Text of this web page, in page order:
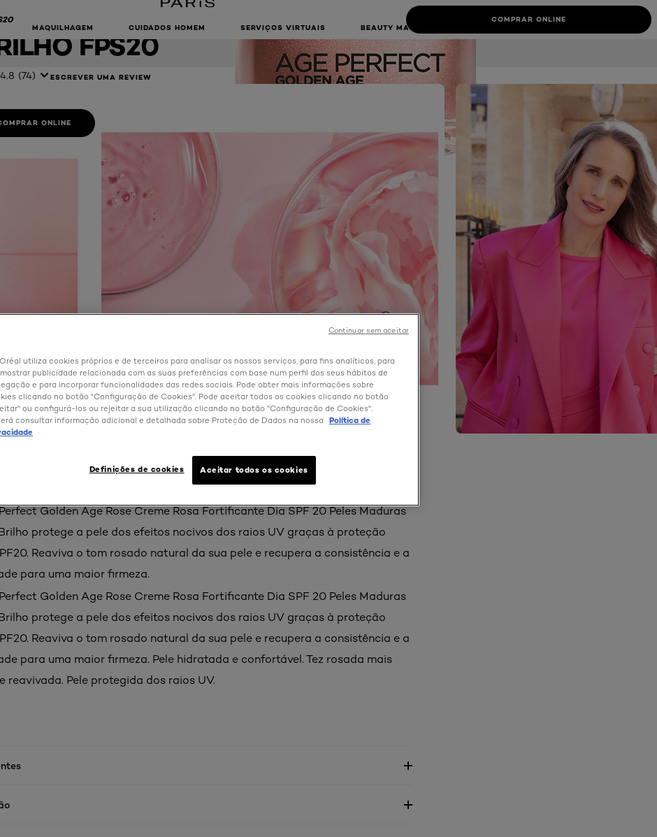
MAQUILHAGEM CUIDADOS HOMEM SERVIÇOS VIRTUAIS BEAUTY MAGAZINE
PELES
FPS20
4.8 (74) ESCREVER UMA REVIEW
ONLINE
do produto
Golden Age Rose Creme Rosa Fortificante Dia SPF 20 Peles Maduras
protege a pele dos efeitos nocivos dos raios UV graças à proteção
Reaviva o tom rosado natural da sua pele e recupera a consistência e a
para uma maior firmeza.
Golden Age Rose Creme Rosa Fortificante Dia SPF 20 Peles Maduras
protege a pele dos efeitos nocivos dos raios UV graças à proteção
Reaviva o tom rosado natural da sua pele e recupera a consistência e a
para uma maior firmeza. Pele hidratada e confortável. Tez rosada mais
reavivada. Pele protegida dos raios UV.
COMPRAR ONLINE
utiliza cookies próprios e de terceiros para analisar os nossos serviços, para fins analíticos, para
publicidade relacionada com as suas preferências com base num perfil dos seus hábitos de
e para incorporar funcionalidades das redes sociais. Pode obter mais informações sobre
clicando no botão "Configuração de Cookies". Pode aceitar todos os cookies clicando no botão
ou configurá-los ou rejeitar a sua utilização clicando no botão "Configuração de Cookies".
consultar informação adicional e detalhada sobre Proteção de Dados na nossa
Política de
Definições de cookies Aceitar todos os cookies
Continuar sem aceitar